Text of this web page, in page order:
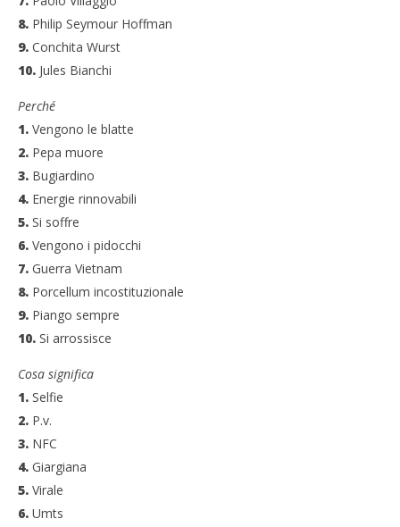
8. Philip Seymour Hoffman
9. Conchita Wurst
10. Jules Bianchi
Perché
1. Vengono le blatte
2. Pepa muore
3. Bugiardino
4. Energie rinnovabili
5. Si soffre
6. Vengono i pidocchi
7. Guerra Vietnam
8. Porcellum incostituzionale
9. Piango sempre
10. Si arrossisce
Cosa significa
1. Selfie
2. P.v.
3. NFC
4. Giargiana
5. Virale
6. Umts